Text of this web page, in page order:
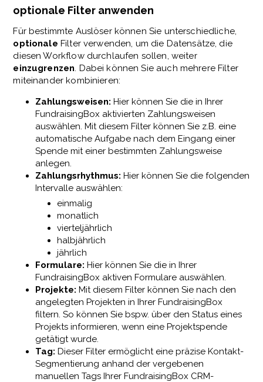
optionale Filter anwenden
Für bestimmte Auslöser können Sie unterschiedliche,
optionale Filter verwenden, um die Datensätze, die
diesen Workflow durchlaufen sollen, weiter
einzugrenzen. Dabei können Sie auch mehrere Filter
miteinander kombinieren:
Zahlungsweisen: Hier können Sie die in Ihrer
FundraisingBox aktivierten Zahlungsweisen
auswählen. Mit diesem Filter können Sie z.B. eine
automatische Aufgabe nach dem Eingang einer
Spende mit einer bestimmten Zahlungsweise
anlegen.
Zahlungsrhythmus: Hier können Sie die folgenden
Intervalle auswählen:
einmalig
monatlich
vierteljährlich
halbjährlich
jährlich
Formulare: Hier können Sie die in Ihrer
FundraisingBox aktiven Formulare auswählen.
Projekte: Mit diesem Filter können Sie nach den
angelegten Projekten in Ihrer FundraisingBox
filtern. So können Sie bspw. über den Status eines
Projekts informieren, wenn eine Projektspende
getätigt wurde.
Tag: Dieser Filter ermöglicht eine präzise Kontakt-
Segmentierung anhand der vergebenen
manuellen Tags Ihrer FundraisingBox CRM-